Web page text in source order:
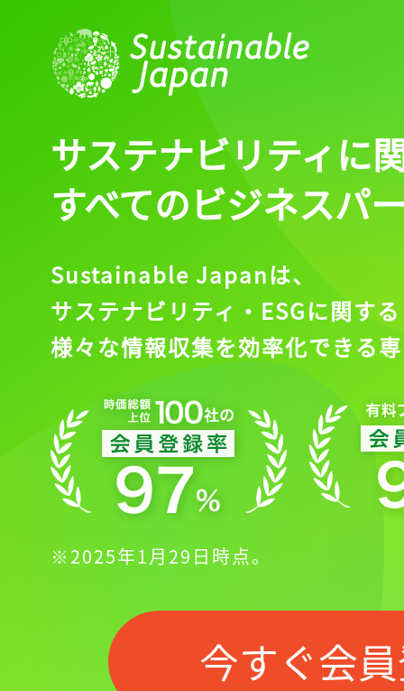
サステナビリティに
すべてのビジネスパ
Sustainable Japanは、
サステナビリティ・ESGに関する
様々な情報収集を効率化できる
※2025年1月29日時点。
今すぐ会